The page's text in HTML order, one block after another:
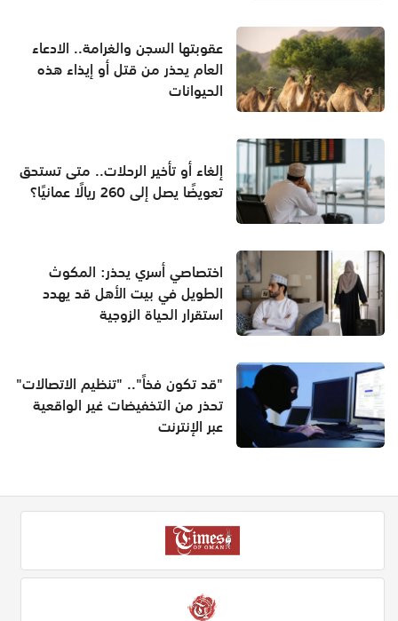
عقوبتها السجن والغرامة.. الادعاء
العام يحذر من قتل أو إيذاء هذه
الحيوانات
إلغاء أو تأخير الرحلات.. متى تستحق
تعويضًا يصل إلى 260 ريالًا عمانيًا؟
اختصاصي أسري يحذر: المكوث
الطويل في بيت الأهل قد يهدد
استقرار الحياة الزوجية
"قد تكون فخاً".. "تنظيم الاتصالات"
تحذر من التخفيضات غير الواقعية
عبر الإنترنت